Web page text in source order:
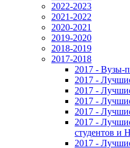
2022-2023
2021-2022
2020-2021
2019-2020
2018-2019
2017-2018
2017 - Вузы-
2017 -
2017 -
2017 -
2017 -
2017 -
студентов и
2017 -